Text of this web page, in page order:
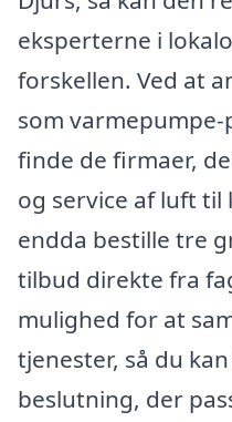
eksperterne i
forskellen. Ved at
som
finde de firmaer,
og service af luft
endda bestille tre
tilbud direkte fra
mulighed for at
tjenester, så du
beslutning, der